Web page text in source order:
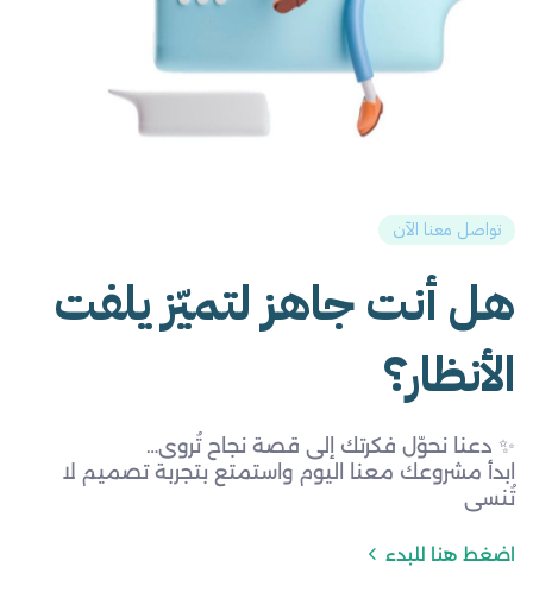
تواصل معنا الآن
هل أنت جاهز لتميّز يلفت
الأنظار؟
✨ دعنا نحوّل فكرتك إلى قصة نجاح تُروى…
ابدأ مشروعك معنا اليوم واستمتع بتجربة تصميم لا
تُنسى
اضغط هنا للبدء